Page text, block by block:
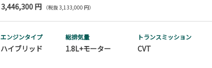
3,446,300 円 （税抜 3,133,000 円）
エンジンタイプ
ハイブリッド
総排気量
1.8L+モーター
トランスミッション
CVT